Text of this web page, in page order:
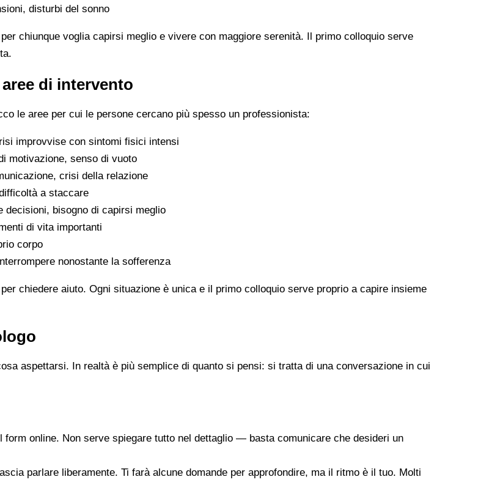
disturbi del sonno
chiunque voglia capirsi meglio e vivere con maggiore serenità. Il primo colloquio serve
di intervento
le aree per cui le persone cercano più spesso un professionista:
improvvise con sintomi fisici intensi
motivazione, senso di vuoto
crisi della relazione
a staccare
decisioni, bisogno di capirsi meglio
di vita importanti
corpo
nonostante la sofferenza
chiedere aiuto. Ogni situazione è unica e il primo colloquio serve proprio a capire insieme
aspettarsi. In realtà è più semplice di quanto si pensi: si tratta di una conversazione in cui
online. Non serve spiegare tutto nel dettaglio — basta comunicare che desideri un
parlare liberamente. Ti farà alcune domande per approfondire, ma il ritmo è il tuo. Molti